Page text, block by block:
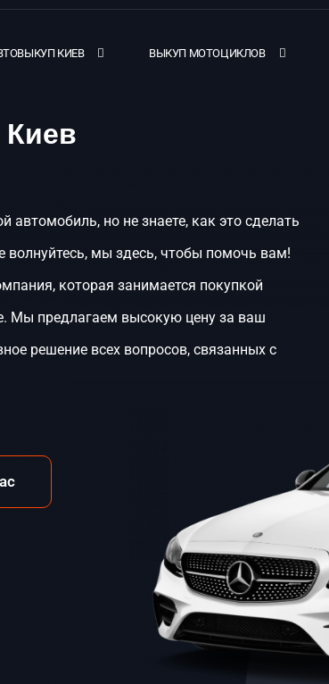
КИЕВ ВЫКУП МОТОЦИКЛОВ
автомобиль, но не знаете, как это сделать
волнуйтесь, мы здесь, чтобы помочь вам!
которая занимается покупкой
Мы предлагаем высокую цену за ваш
решение всех вопросов, связанных с